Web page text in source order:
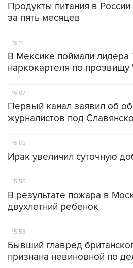
Продукты питания в
за пять месяцев
16:11
В Мексике поймали лидера
наркокартеля по
16:07
Первый канал заявил об
журналистов под
16:05
Ирак увеличил суточную
15:56
В результате пожара в
двухлетний ребенок
15:56
Бывший главред
признана невиновной по